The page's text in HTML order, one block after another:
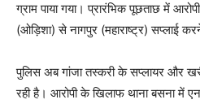
ग्राम पाया गया। प्रारंभिक पूछताछ में
(ओड़िशा) से नागपुर (महाराष्ट्र) सप्लाई
पुलिस अब गांजा तस्करी के सप्लायर और
रही है। आरोपी के खिलाफ थाना बसना में